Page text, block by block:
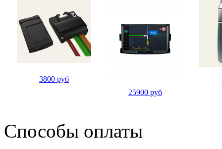
3800 руб
25900 руб
Способы оплаты